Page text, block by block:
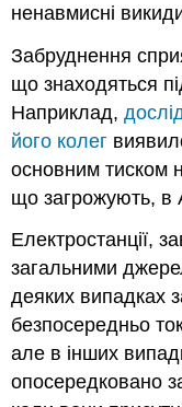
ненавмисні
Забруднення
що знаходяться
Наприклад,
його колег
основним тиском
що загрожують, в
Електростанції,
загальними
деяких випадках
безпосередньо
але в інших
опосередковано